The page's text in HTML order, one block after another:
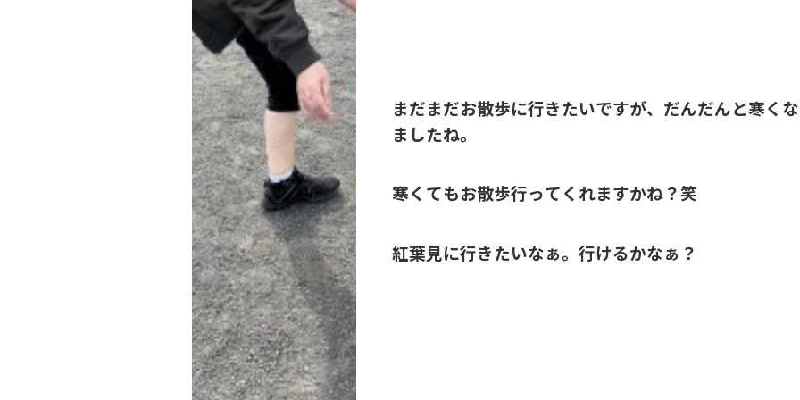
まだまだお散歩に行きたいですが、だんだんと寒く
ましたね。
寒くてもお散歩行ってくれますかね？笑
紅葉見に行きたいなぁ。行けるかなぁ？